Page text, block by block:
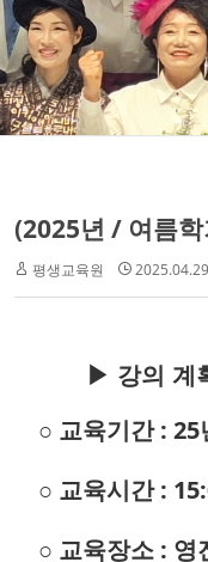
(2025년 / 여름
평생교육원
▶ 강의 계
○ 교육기간: 25
○ 교육시간 :
○ 교육장소 : 영